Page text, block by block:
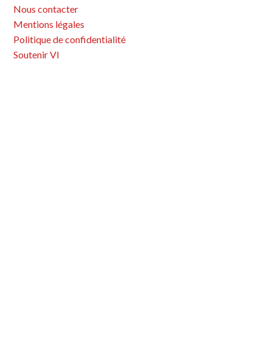
Nous contacter
Mentions légales
Politique de confidentialité
Soutenir VI